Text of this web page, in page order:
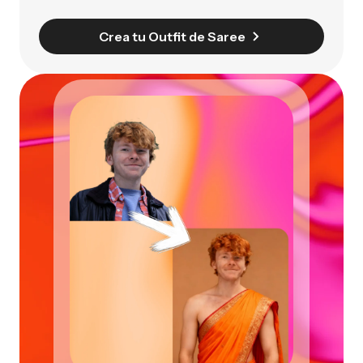
Crea tu Outfit de Saree